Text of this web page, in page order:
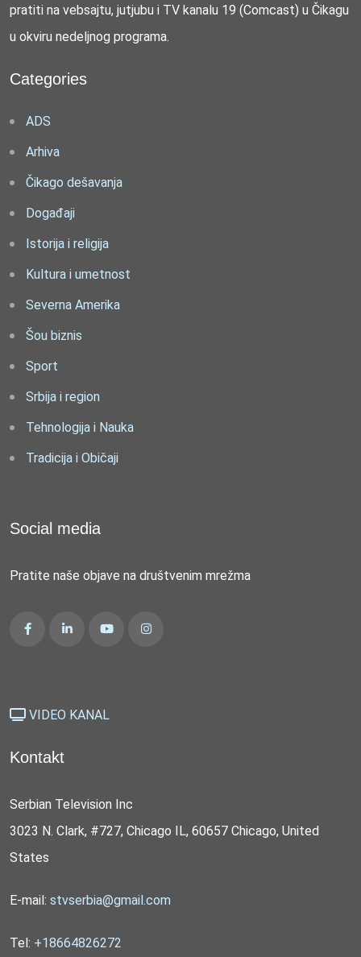
pratiti na vebsajtu, jutjubu i TV kanalu 19 (Comcast) u Čikagu
u okviru nedeljnog programa.
Categories
ADS
Arhiva
Čikago dešavanja
Događaji
Istorija i religija
Kultura i umetnost
Severna Amerika
Šou biznis
Sport
Srbija i region
Tehnologija i Nauka
Tradicija i Običaji
Social media
Pratite naše objave na društvenim mrežma
VIDEO KANAL
Kontakt
Serbian Television Inc
3023 N. Clark, #727, Chicago IL, 60657 Chicago, United
States
E-mail: stvserbia@gmail.com
Tel: +18664826272